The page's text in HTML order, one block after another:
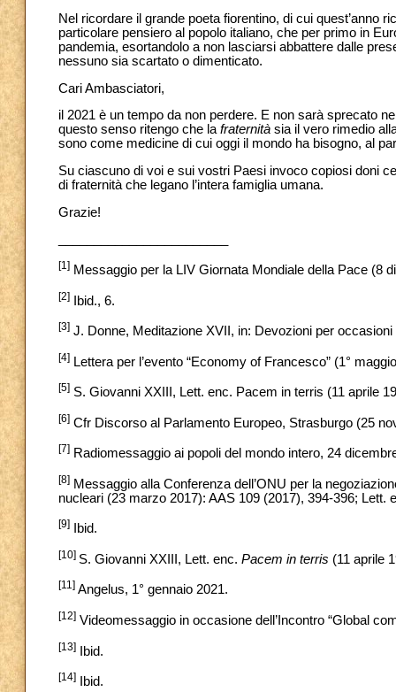
Nel ricordare il grande poeta fiorentino, di cui quest’anno
particolare pensiero al popolo italiano, che per primo in
pandemia, esortandolo a non lasciarsi abbattere dalle
nessuno sia scartato o dimenticato.
Cari Ambasciatori,
il 2021 è un tempo da non perdere. E non sarà sprecato
questo senso ritengo che lafraternità sia il vero rimedio
sono come medicine di cui oggi il mondo ha bisogno, al
Su ciascuno di voi e sui vostri Paesi invoco copiosi doni
di fraternità che legano l’intera famiglia umana.
Grazie!
[1] Messaggio per la LIV Giornata Mondiale della Pace (8
[2] Ibid., 6.
[3] J. Donne, Meditazione XVII, in: Devozioni per
[4] Lettera per l’evento “Economy of Francesco” (1°
[5] S. Giovanni XXIII, Lett. enc. Pacem in terris (11 aprile
[6] Cfr Discorso al Parlamento Europeo, Strasburgo (25
[7] Radiomessaggio ai popoli del mondo intero, 24
[8] Messaggio alla Conferenza dell’ONU per la
nucleari (23 marzo 2017): AAS 109 (2017), 394-396; Lett.
[9] Ibid.
[10] S. Giovanni XXIII, Lett. enc. Pacem in terris (11 aprile
[11] Angelus, 1° gennaio 2021.
[12] Videomessaggio in occasione dell’Incontro “Global
[13] Ibid.
[14] Ibid.